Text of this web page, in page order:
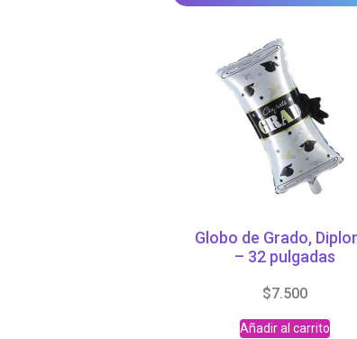
Globo de Grado,
– 32 pulgadas
$7.500
Añadir al carrito